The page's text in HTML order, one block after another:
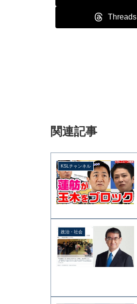
Threads
関連記事
KSLチャンネル
政治・社会